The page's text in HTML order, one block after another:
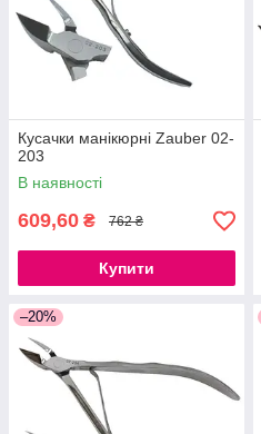
Кусачки манікюрні Zauber 02-
203
В наявності
609,60 ₴ 762 ₴
Купити
–20%